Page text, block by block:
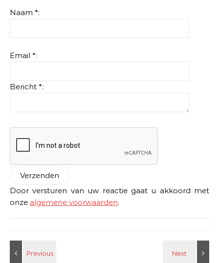
Naam *:
Email *:
Bericht *:
Door versturen van uw reactie gaat u akkoord met
onze algemene voorwaarden.